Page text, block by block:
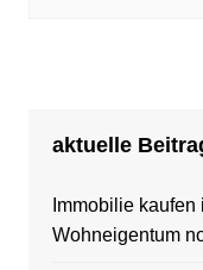
aktuelle
Immobilie
Wohneigentum